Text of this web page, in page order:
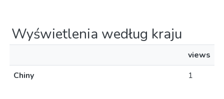
Wyświetlenia według kraju
views
Chiny
1